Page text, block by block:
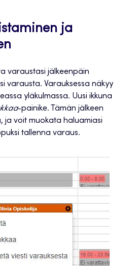
ja
varaustasi jälkeenpäin
varausta. Varauksessa näkyy
yläkulmassa. Uusi ikkuna
-painike. Tämän jälkeen
ja voit muokata haluamiasi
tallenna varaus.